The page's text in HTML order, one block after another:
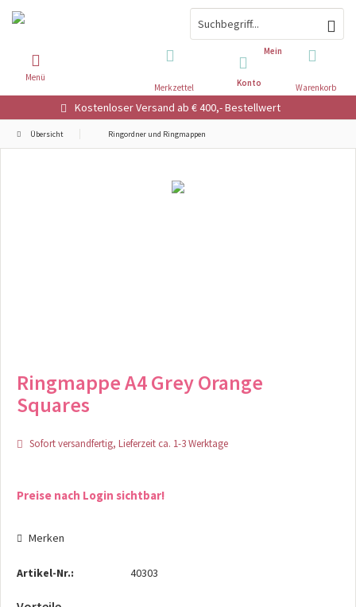
Kostenloser Versand ab € 400,- Bestellwert
Warenkorb
Merkzettel
Mein
Konto
Menü
Übersicht Ringordner und Ringmappen
Ringmappe A4 Grey Orange
Squares
Sofort versandfertig, Lieferzeit ca. 1-3 Werktage
Preise nach Login sichtbar!
Merken
Artikel-Nr.: 40303